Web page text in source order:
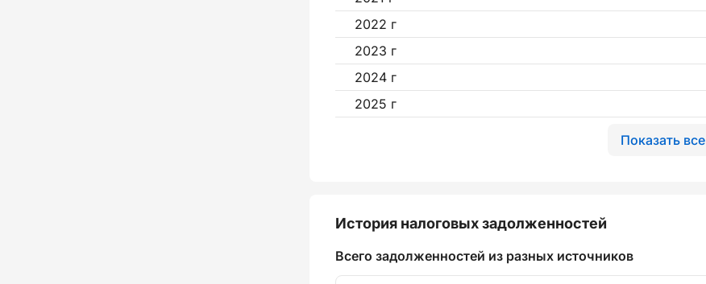
2022 г
2023 г
2024 г
2025 г
Показать все
История налоговых задолженностей
Всего задолженностей из разных источников